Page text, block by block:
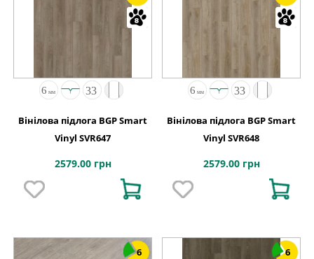
Вінілова підлога BGP Smart
Vinyl SVR647
2579.00 грн
Вінілова підлога BGP Smart
Vinyl SVR648
2579.00 грн
6 6